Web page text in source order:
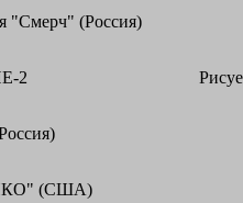
"Смерч" (Россия)
2
(США)